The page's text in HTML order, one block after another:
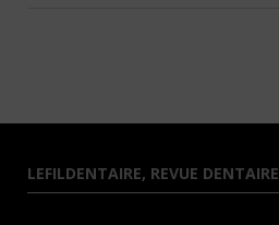
LEFILDENTAIRE, REVUE DENTAIRE